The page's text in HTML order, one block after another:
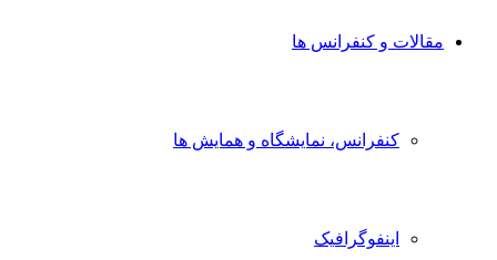
مقالات و کنفرانس ها
کنفرانس، نمایشگاه و همایش ها
اینفوگرافیک